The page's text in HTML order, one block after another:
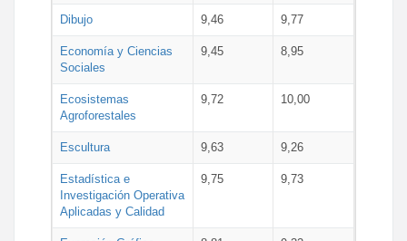
Dibujo 9,46 9,77
Economía y Ciencias
Sociales
9,45 8,95
Ecosistemas
Agroforestales
9,72 10,00
Escultura 9,63 9,26
Estadística e
Investigación Operativa
Aplicadas y Calidad
9,75 9,73